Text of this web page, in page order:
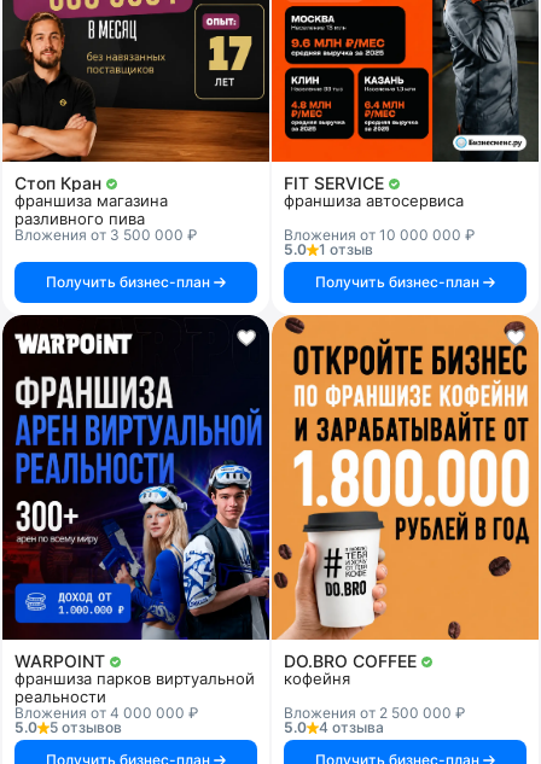
Стоп Кран
франшиза магазина
разливного пива
Вложения от 3 500 000 ₽
Получить бизнес-план
FIT SERVICE
франшиза автосервиса
Вложения от 10 000 000 ₽
5.0
1 отзыв
Получить бизнес-план
WARPOINT
франшиза парков виртуальной
реальности
Вложения от 4 000 000 ₽
5.0
5 отзывов
Получить бизнес-план
DO.BRO COFFEE
кофейня
Вложения от 2 500 000 ₽
5.0
4 отзыва
Получить бизнес-план